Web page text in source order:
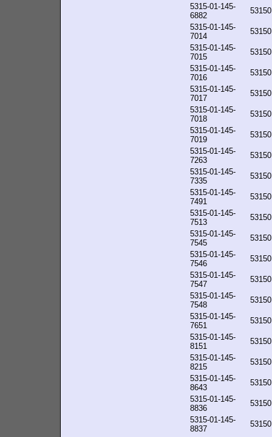
5315-01-145-
6882
5315-01-145-
7014
5315-01-145-
7015
5315-01-145-
7016
5315-01-145-
7017
5315-01-145-
7018
5315-01-145-
7019
5315-01-145-
7263
5315-01-145-
7335
5315-01-145-
7491
5315-01-145-
7513
5315-01-145-
7545
5315-01-145-
7546
5315-01-145-
7547
5315-01-145-
7548
5315-01-145-
7651
5315-01-145-
8151
5315-01-145-
8215
5315-01-145-
8643
5315-01-145-
8836
5315-01-145-
8837